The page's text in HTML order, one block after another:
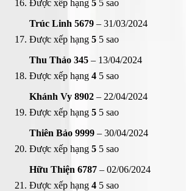
Được xếp hạng 5 5 sao
Trúc Linh 5679 – 31/03/2024
Được xếp hạng 5 5 sao
Thu Thảo 345 – 13/04/2024
Được xếp hạng 4 5 sao
Khánh Vy 8902 – 22/04/2024
Được xếp hạng 5 5 sao
Thiên Bảo 9999 – 30/04/2024
Được xếp hạng 5 5 sao
Hữu Thiện 6787 – 02/06/2024
Được xếp hạng 4 5 sao